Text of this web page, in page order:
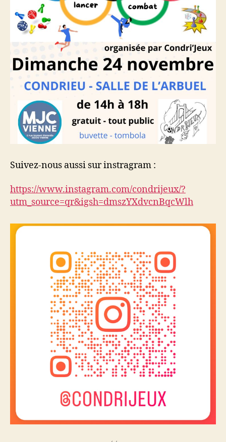
Suivez-nous aussi sur instragram :
https://www.instagram.com/condrijeux/?
utm_source=qr&igsh=dmszYXdvcnBqcWlh